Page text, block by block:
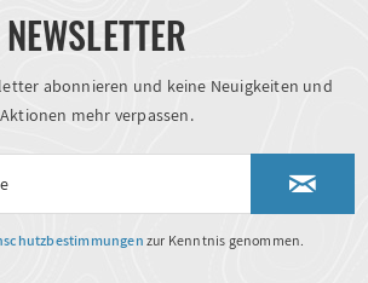
NEWSLETTER
abonnieren und keine Neuigkeiten und
Aktionen mehr verpassen.
zur Kenntnis genommen.